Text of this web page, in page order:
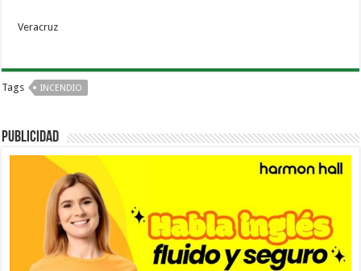
Veracruz
Tags INCENDIO
PUBLICIDAD